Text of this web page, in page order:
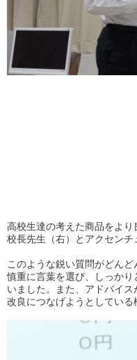
高校生達の考えた商品をよ
校長先生（右）とアクセンチ
このような鋭い質問がどん
慎重に言葉を選び、しっか
いました。また、アドバイ
改良につなげようとしている